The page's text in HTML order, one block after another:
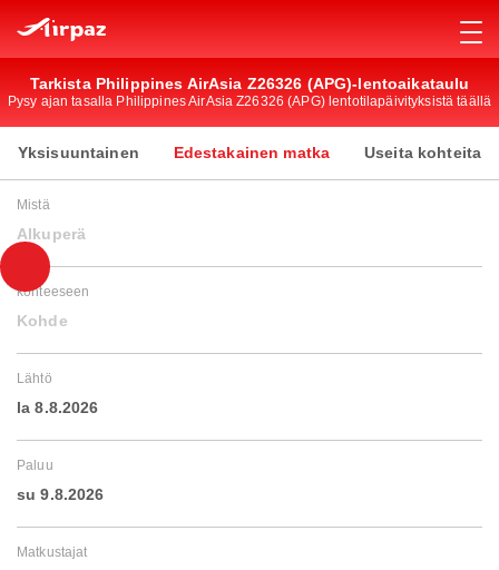
Tarkista Philippines AirAsia Z26326 (APG)-lentoaikataulu
Pysy ajan tasalla Philippines AirAsia Z26326 (APG) lentotilapäivityksistä täällä
Yksisuuntainen Edestakainen matka Useita kohteita
Mistä
Alkuperä
kohteeseen
Kohde
Lähtö
la 8.8.2026
Paluu
su 9.8.2026
Matkustajat